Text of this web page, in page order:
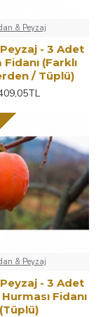
& Peyzaj
- 3 Adet
(Farklı
/ Tüplü)
& Peyzaj
- 3 Adet
Fidanı
(Tüplü)